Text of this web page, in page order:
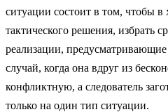
ситуации состоит в том, чтобы в
тактического решения, избрать
реализации,
случай, когда она вдруг из
конфликтную, а следователь
только на один тип ситуации.